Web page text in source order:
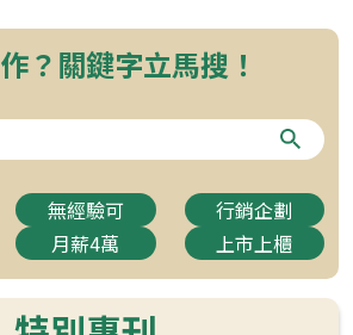
？關鍵字立馬搜！
無經驗可
行銷企劃
月薪4萬 上市上櫃